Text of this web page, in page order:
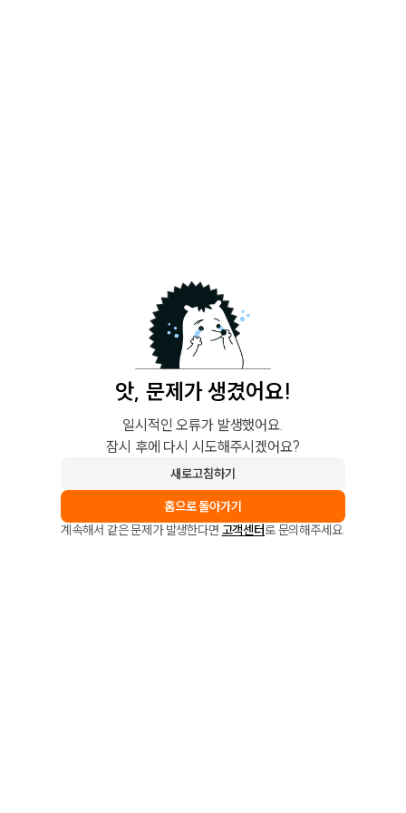
앗, 문제가 생겼어요!
일시적인 오류가 발생했어요.
잠시 후에 다시 시도해주시겠어요?
새로고침하기
홈으로 돌아가기
계속해서 같은 문제가 발생한다면 고객센터로 문의해주세요.